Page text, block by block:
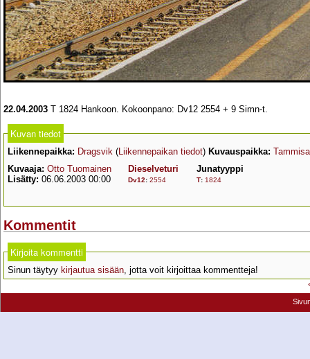
22.04.2003 T 1824 Hankoon. Kokoonpano: Dv12 2554 + 9 Simn-t.
Kuvan tiedot
Liikennepaikka: Dragsvik (Liikennepaikan tiedot) Kuvauspaikka:
Kuvaaja: Otto Tuomainen
Lisätty: 06.06.2003 00:00
Dieselveturi
Dv12: 2554
Junatyyppi
T: 1824
Kommentit
Kirjoita kommentti
Sinun täytyy kirjautua sisään, jotta voit kirjoittaa kommentteja!